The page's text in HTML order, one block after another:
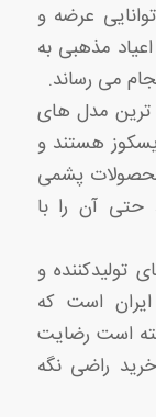
عرضه و
مذهبی به
می رساند.
ترین مدل های
هستند و
پشمی
حتی آن را با
و
است که
است رضایت
راضی نگه